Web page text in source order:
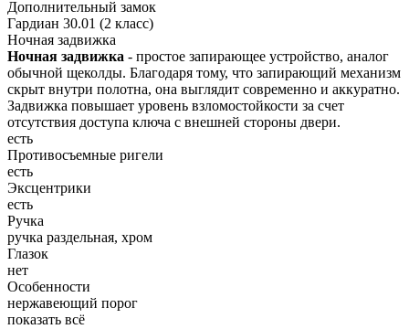
Дополнительный замок
Гардиан 30.01 (2 класс)
Ночная задвижка
Ночная задвижка - простое запирающее устройство, аналог
обычной щеколды. Благодаря тому, что запирающий механизм
скрыт внутри полотна, она выглядит современно и аккуратно.
Задвижка повышает уровень взломостойкости за счет
отсутствия доступа ключа с внешней стороны двери.
есть
Противосъемные ригели
есть
Эксцентрики
есть
Ручка
ручка раздельная, хром
Глазок
нет
Особенности
нержавеющий порог
показать всё